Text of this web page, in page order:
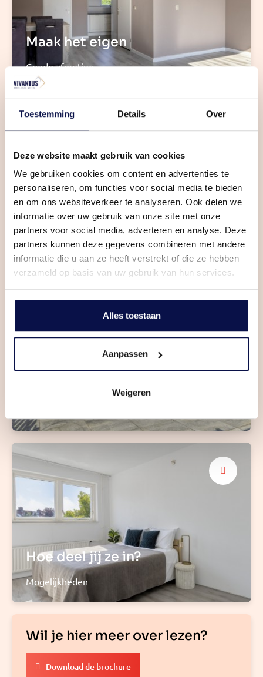
Toestemming Details Over
Deze website maakt gebruik van cookies
We gebruiken cookies om content en advertenties te
personaliseren, om functies voor social media te bieden
en om ons websiteverkeer te analyseren. Ook delen we
informatie over uw gebruik van onze site met onze
partners voor social media, adverteren en analyse. Deze
partners kunnen deze gegevens combineren met andere
informatie die u aan ze heeft verstrekt of die ze hebben
verzameld op basis van uw gebruik van hun services.
Alles toestaan
Aanpassen
Weigeren
Maak het eigen
Goede afmeting
Goed ingedeeld
Aan voorzijde woning
Met achterom
Hoe deel jij ze in?
Mogelijkheden
Wil je hier meer over lezen?
Download de brochure